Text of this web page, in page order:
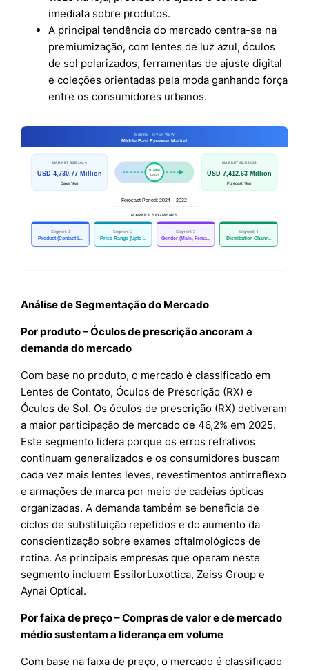
imediata sobre produtos.
A principal tendência do mercado centra-se na
premiumização, com lentes de luz azul, óculos
de sol polarizados, ferramentas de ajuste digital
e coleções orientadas pela moda ganhando força
entre os consumidores urbanos.
Análise de Segmentação do Mercado
Por produto – Óculos de prescrição ancoram a
demanda do mercado
Com base no produto, o mercado é classificado em
Lentes de Contato, Óculos de Prescrição (RX) e
Óculos de Sol. Os óculos de prescrição (RX) detiveram
a maior participação de mercado de 46,2% em 2025.
Este segmento lidera porque os erros refrativos
continuam generalizados e os consumidores buscam
cada vez mais lentes leves, revestimentos antirreflexo
e armações de marca por meio de cadeias ópticas
organizadas. A demanda também se beneficia de
ciclos de substituição repetidos e do aumento da
conscientização sobre exames oftalmológicos de
rotina. As principais empresas que operam neste
segmento incluem EssilorLuxottica, Zeiss Group e
Aynai Optical.
Por faixa de preço – Compras de valor e de mercado
médio sustentam a liderança em volume
Com base na faixa de preço, o mercado é classificado